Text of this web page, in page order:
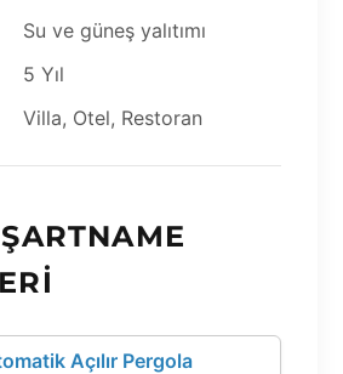
Su ve güneş yalıtımı
5 Yıl
Villa, Otel, Restoran
Açılır Pergola